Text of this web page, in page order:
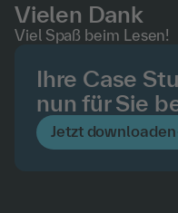
Vielen Dank
Viel Spaß beim Lesen!
Ihre Case
nun für Sie
Jetzt downloaden